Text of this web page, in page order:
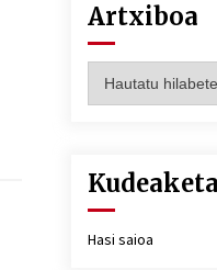
Artxiboa
Kudeaketa
Hasi saioa